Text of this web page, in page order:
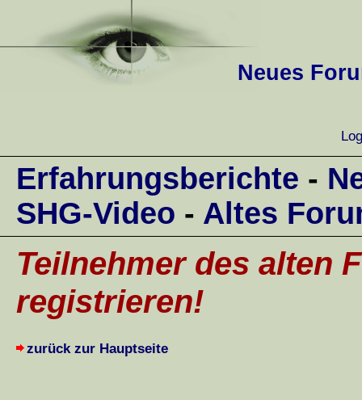
Neues
Erfahrungsberichte -
SHG-Video - Altes
Teilnehmer des alten
registrieren!
zurück zur Hauptseite